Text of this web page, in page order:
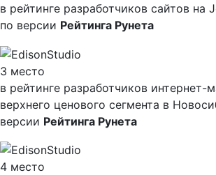
в рейтинге разработчиков сайтов на
по версии Рейтинга Рунета
3 место
в рейтинге разработчиков интернет-
верхнего ценового сегмента в
версии Рейтинга Рунета
4 место